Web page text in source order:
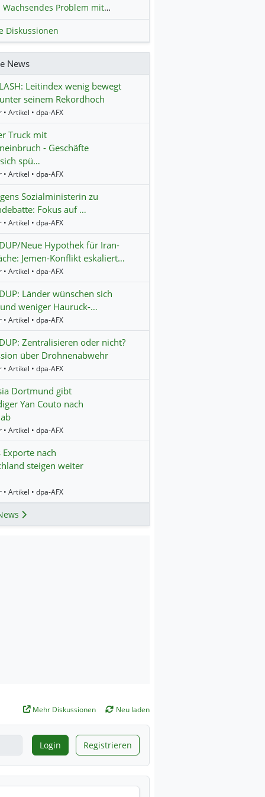
Wachsendes Problem mit kriminellen Kunden im Online-Handel
Diskussionen
News
Leitindex wenig bewegt
seinem Rekordhoch
• Artikel • dpa-AFX
Truck mit
- Geschäfte
spü…
• Artikel • dpa-AFX
Sozialministerin zu
Fokus auf …
• Artikel • dpa-AFX
Neue Hypothek für Iran-
Jemen-Konflikt eskaliert…
• Artikel • dpa-AFX
Länder wünschen sich
weniger Hauruck-…
• Artikel • dpa-AFX
Zentralisieren oder nicht?
über Drohnenabwehr
• Artikel • dpa-AFX
Dortmund gibt
Yan Couto nach
• Artikel • dpa-AFX
Exporte nach
steigen weiter
• Artikel • dpa-AFX
Mehr Diskussionen Neu laden
Login Registrieren